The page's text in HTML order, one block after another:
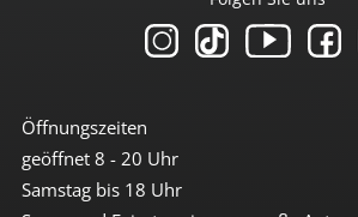
Öffnungszeiten
geöffnet 8 - 20 Uhr
Samstag bis 18 Uhr